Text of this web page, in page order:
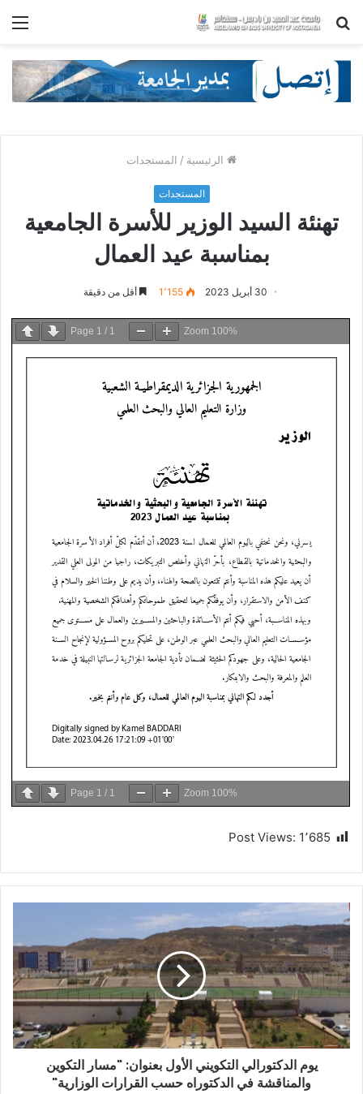
بحث
الرئيسية / المستجدات
المستجدات
تهنئة السيد الوزير للأسرة الجامعية
بمناسبة عيد العمال
30 أبريل 2023 1٬155 أقل من دقيقة
Page 1 / 1 Zoom 100%
Page 1 / 1 Zoom 100%
Post Views: 1٬685
يوم الدكتورالي التكويني الأول بعنوان: "مسار التكوين
والمناقشة في الدكتوراه حسب القرارات الوزارية"